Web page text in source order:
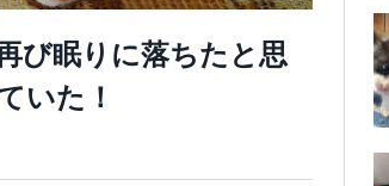
び眠りに落ちたと思
いた！